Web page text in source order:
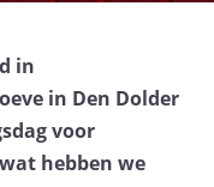
in
in Den Dolder
voor
hebben we